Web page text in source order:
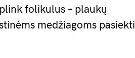
folikulus – plaukų
medžiagoms pasiekti